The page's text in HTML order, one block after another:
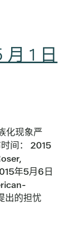
1 日
化现象严
间： 2015
年5月6日
出的担忧